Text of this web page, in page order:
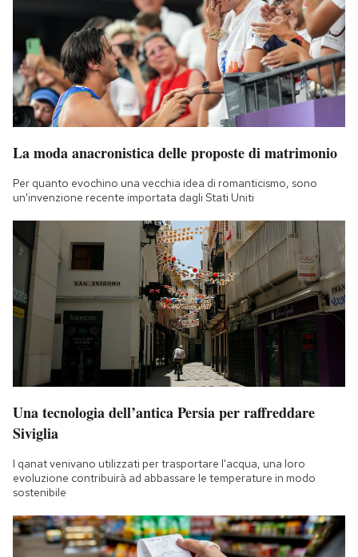
La moda anacronistica delle proposte di matrimonio
Per quanto evochino una vecchia idea di romanticismo, sono
un'invenzione recente importata dagli Stati Uniti
Una tecnologia dell’antica Persia per raffreddare
Siviglia
I qanat venivano utilizzati per trasportare l'acqua, una loro
evoluzione contribuirà ad abbassare le temperature in modo
sostenibile